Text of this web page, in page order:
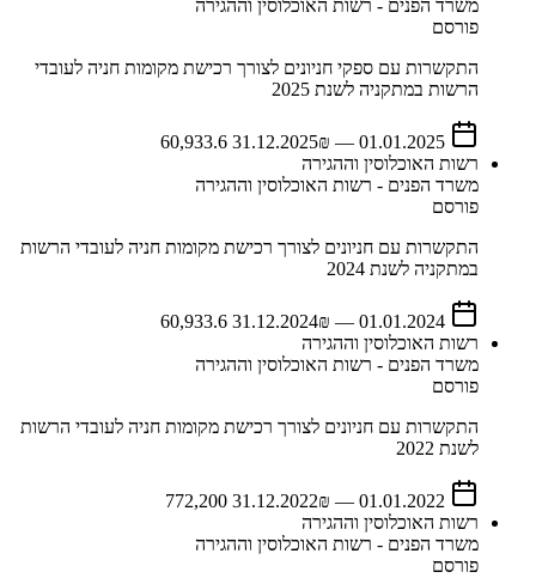
משרד הפנים - רשות האוכלוסין וההגירה
פורסם
התקשרות עם ספקי חניונים לצורך רכישת מקומות חניה לעובדי
הרשות במתקניה לשנת 2025
01.01.2025
—
31.12.2025₪ 60,933.6
רשות האוכלוסין וההגירה
משרד הפנים - רשות האוכלוסין וההגירה
פורסם
התקשרות עם חניונים לצורך רכישת מקומות חניה לעובדי הרשות
במתקניה לשנת 2024
01.01.2024
—
31.12.2024₪ 60,933.6
רשות האוכלוסין וההגירה
משרד הפנים - רשות האוכלוסין וההגירה
פורסם
התקשרות עם חניונים לצורך רכישת מקומות חניה לעובדי הרשות
לשנת 2022
01.01.2022
—
31.12.2022₪ 772,200
רשות האוכלוסין וההגירה
משרד הפנים - רשות האוכלוסין וההגירה
פורסם